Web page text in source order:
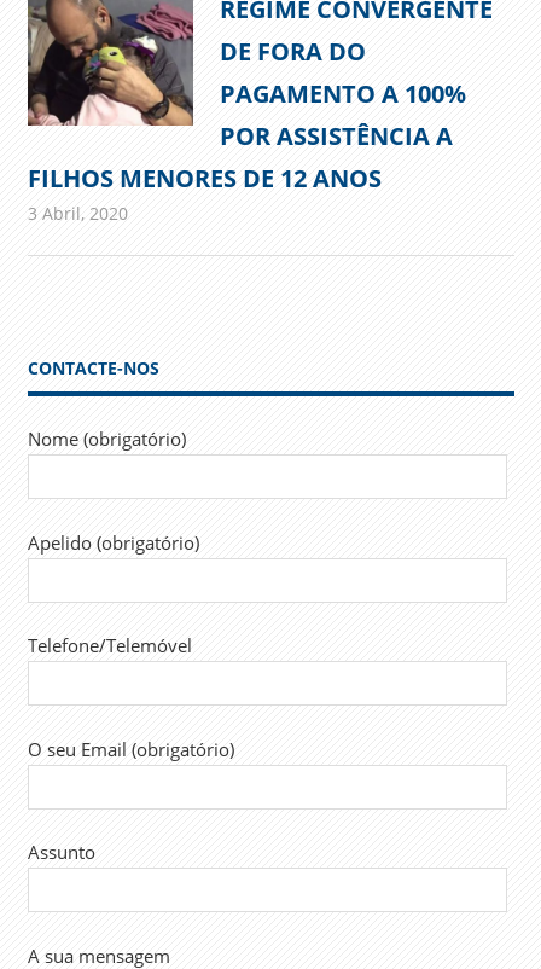
REGIME CONVERGENTE
DE FORA DO
PAGAMENTO A 100%
POR ASSISTÊNCIA A
FILHOS MENORES DE 12 ANOS
3 Abril, 2020admin
Comunicados
CONTACTE-NOS
Nome (obrigatório)
Apelido (obrigatório)
Telefone/Telemóvel
O seu Email (obrigatório)
Assunto
A sua mensagem